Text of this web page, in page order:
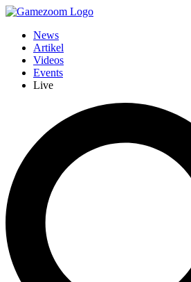
News
Artikel
Videos
Events
Live